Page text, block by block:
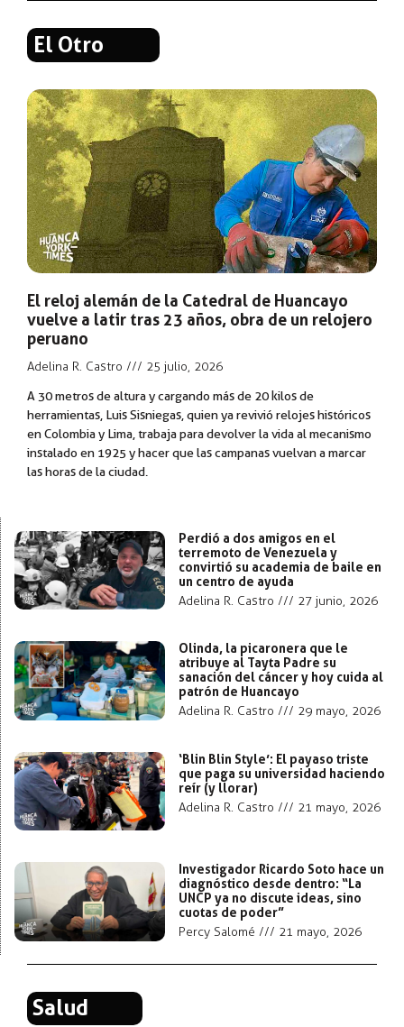
El Otro
El reloj alemán de la Catedral de Huancayo
vuelve a latir tras 23 años, obra de un relojero
peruano
Adelina R. Castro 25 julio, 2026
A 30 metros de altura y cargando más de 20 kilos de
herramientas, Luis Sisniegas, quien ya revivió relojes históricos
en Colombia y Lima, trabaja para devolver la vida al mecanismo
instalado en 1925 y hacer que las campanas vuelvan a marcar
las horas de la ciudad.
Perdió a dos amigos en el
terremoto de Venezuela y
convirtió su academia de baile en
un centro de ayuda
Adelina R. Castro
27 junio, 2026
Olinda, la picaronera que le
atribuye al Tayta Padre su
sanación del cáncer y hoy cuida al
patrón de Huancayo
Adelina R. Castro
29 mayo, 2026
‘Blin Blin Style’: El payaso triste
que paga su universidad haciendo
reír (y llorar)
Adelina R. Castro
21 mayo, 2026
Investigador Ricardo Soto hace un
diagnóstico desde dentro: “La
UNCP ya no discute ideas, sino
cuotas de poder”
Percy Salomé
21 mayo, 2026
Salud